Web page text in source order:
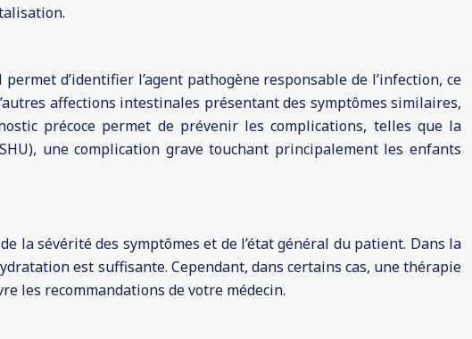
d’identifier l’agent pathogène responsable de l’infection, ce
affections intestinales présentant des symptômes similaires,
précoce permet de prévenir les complications, telles que la
une complication grave touchant principalement les enfants
la sévérité des symptômes et de l’état général du patient. Dans la
est suffisante. Cependant, dans certains cas, une thérapie
les recommandations de votre médecin.